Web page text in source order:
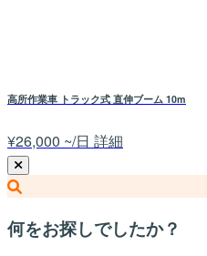
高所作業車 トラック式 直伸ブーム 10m
¥26,000 ~/日 詳細
何をお探しでしたか？